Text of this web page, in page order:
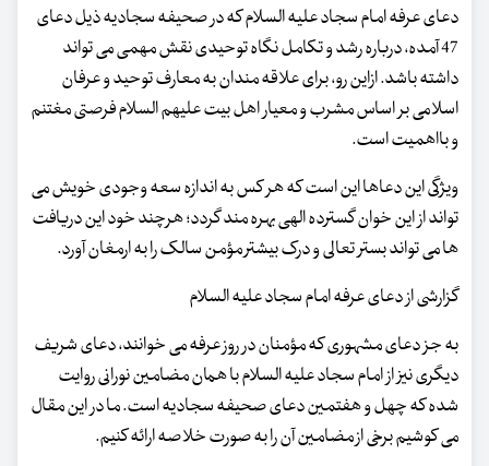
دعای عرفه امام سجاد علیه السلام که در صحیفه سجادیه ذیل دعای
47 آمده، درباره رشد و تکامل نگاه توحیدی نقش مهمی می تواند
داشته باشد. ازاین رو، برای علاقه مندان به معارف توحید و عرفان
اسلامی بر اساس مشرب و معیار اهل بیت علیهم السلام فرصتی مغتنم
و بااهمیت است.
ویژگی این دعاها این است که هر کس به اندازه سعه وجودی خویش می
تواند از این خوان گسترده الهی بهره مند گردد؛ هرچند خود این دریافت
ها می تواند بستر تعالی و درک بیشتر مؤمن سالک را به ارمغان آورد.
گزارشی از دعای عرفه امام سجاد علیه السلام
به جز دعای مشهوری که مؤمنان در روز عرفه می خوانند، دعای شریف
دیگری نیز از امام سجاد علیه السلام با همان مضامین نورانی روایت
شده که چهل و هفتمین دعای صحیفه سجادیه است. ما در این مقال
می کوشیم برخی از مضامین آن را به صورت خلاصه ارائه کنیم.